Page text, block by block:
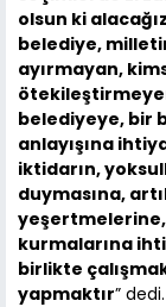
olsun ki
belediye,
ayırmayan,
belediyeye, bir
anlayışına
iktidarın,
duymasına,
yeşertmelerine,
kurmalarına
birlikte
yapmaktır” dedi.